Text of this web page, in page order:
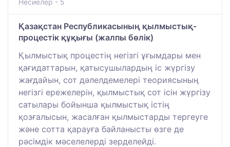
Қазақстан Республикасының қылмыстық-
процестік құқығы (жалпы бөлік)
Қылмыстық процестің негізгі ұғымдары мен
қағидаттарын, қатысушылардың іс жүргізу
жағдайын, сот дәлелдемелері теориясының
негізгі ережелерін, қылмыстық сот ісін жүргізу
сатылары бойынша қылмыстық істің
қозғалысын, жасалған қылмыстарды тергеуге
және сотта қарауға байланысты өзге де
рәсімдік мәселелерді зерделейді.